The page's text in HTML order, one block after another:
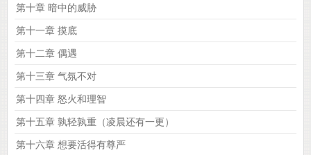
第十章 暗中的威胁
第十一章 摸底
第十二章 偶遇
第十三章 气氛不对
第十四章 怒火和理智
第十五章 孰轻孰重（凌晨还有一更）
第十六章 想要活得有尊严